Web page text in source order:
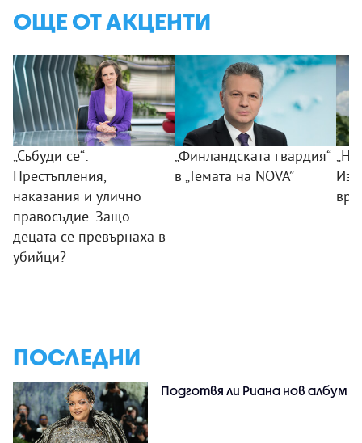
ОЩЕ ОТ АКЦЕНТИ
„Събуди се“:
Престъпления,
наказания и улично
правосъдие. Защо
децата се превърнаха в
убийци?
„Финландската гвардия“
в „Темата на NOVA”
ПОСЛЕДНИ
Подготвя ли Риана нов албум